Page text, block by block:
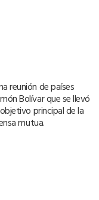
reunión de países
Bolívar que se llevó
principal de la
mutua.